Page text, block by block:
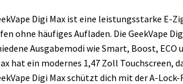
Digi Max ist eine leistungsstarke E-
ohne häufiges Aufladen. Die GeekVape
Ausgabemodi wie Smart, Boost,
hat ein modernes 1,47 Zoll
Digi Max schützt dich mit der A-